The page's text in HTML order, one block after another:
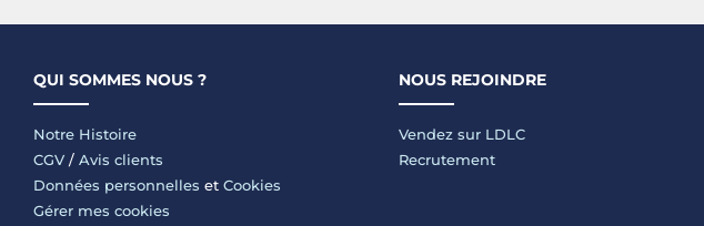
QUI SOMMES NOUS ?
Notre Histoire
CGV / Avis clients
Données personnelles et Cookies
Gérer mes cookies
NOUS REJOINDRE
Vendez sur LDLC
Recrutement